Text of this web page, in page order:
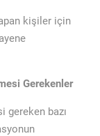
kişiler için
Gerekenler
gereken bazı